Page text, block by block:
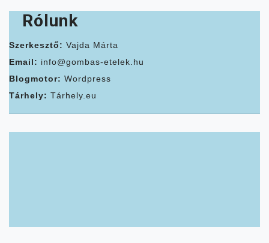
Rólunk
Szerkesztő: Vajda Márta
Email: info@gombas-etelek.hu
Blogmotor: Wordpress
Tárhely: Tárhely.eu